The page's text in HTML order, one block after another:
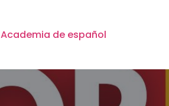
Academia de español